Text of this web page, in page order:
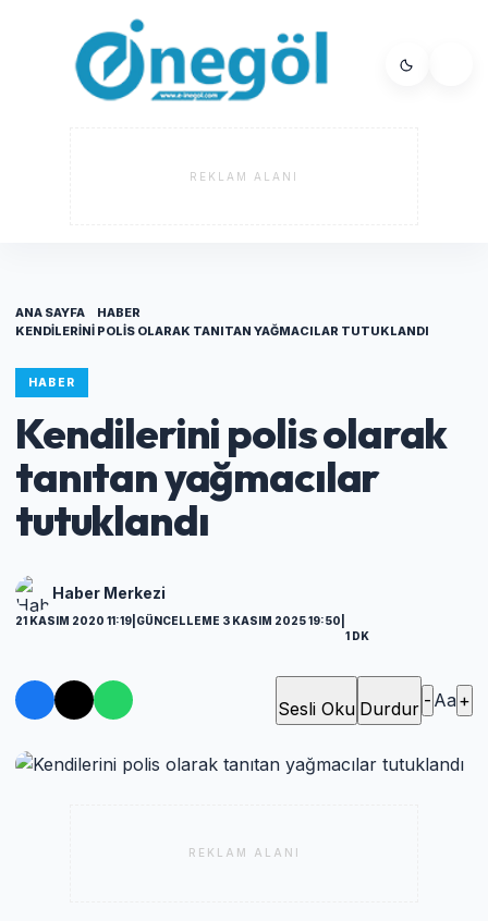
REKLAM ALANI
ANA SAYFA
HABER
KENDILERINI POLIS OLARAK TANITAN YAĞMACILAR TUTUKLANDI
HABER
Kendilerini polis olarak
tanıtan yağmacılar
tutuklandı
Haber Merkezi
21 KASIM 2020 11:19 GÜNCELLEME 3 KASIM 2025 19:50
1 DK
Sesli Oku Durdur - Aa+
REKLAM ALANI